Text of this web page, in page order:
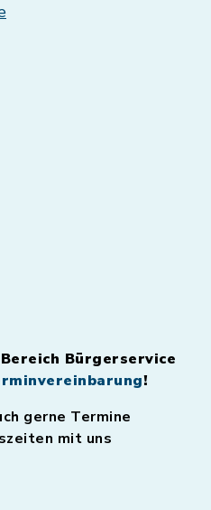
Bürgerservice
!
gerne Termine
mit uns